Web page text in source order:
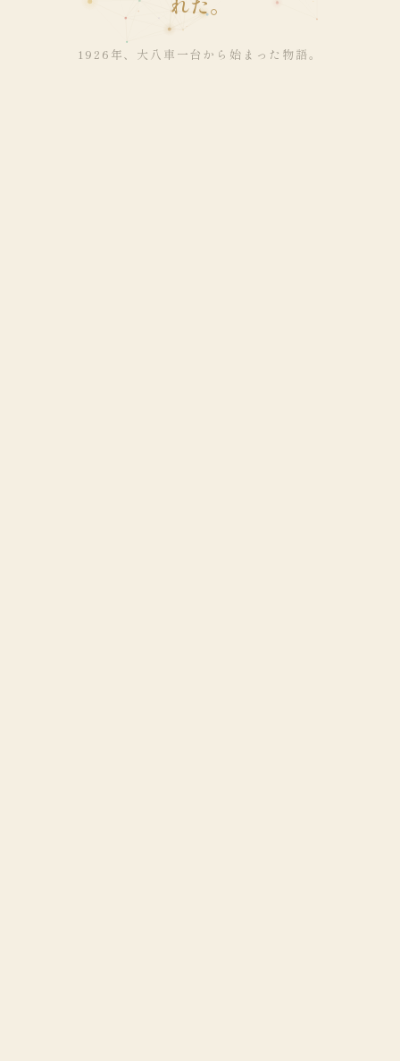
1926年、大八車一台から始まった物語。